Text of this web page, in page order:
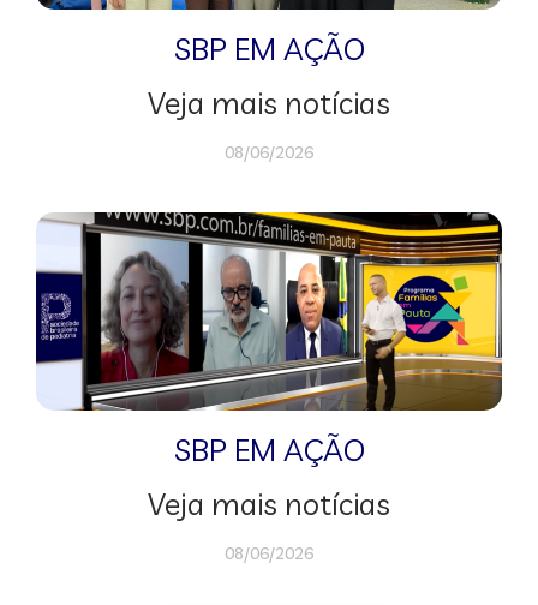
SBP EM AÇÃO
Veja mais notícias
08/06/2026
SBP EM AÇÃO
Veja mais notícias
08/06/2026